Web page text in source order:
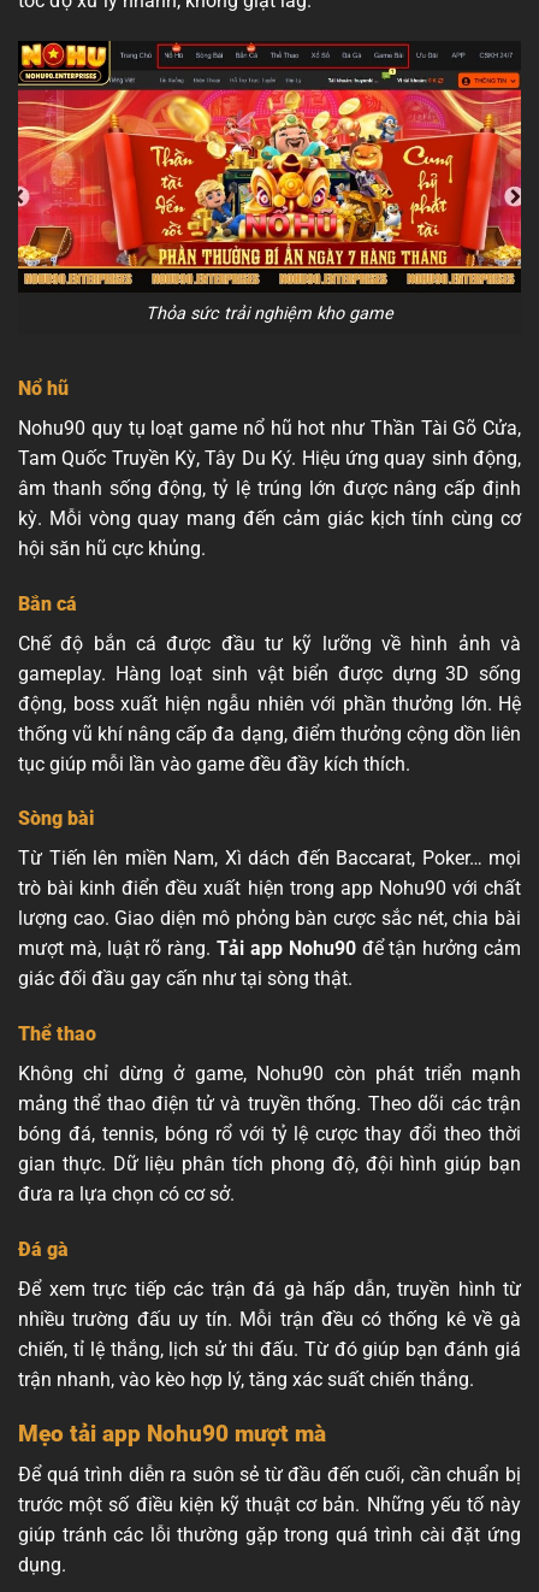
Thỏa sức trải nghiệm kho game
Nổ hũ
Nohu90 quy tụ loạt game nổ hũ hot như Thần Tài Gõ Cửa,
Tam Quốc Truyền Kỳ, Tây Du Ký. Hiệu ứng quay sinh động,
âm thanh sống động, tỷ lệ trúng lớn được nâng cấp định
kỳ. Mỗi vòng quay mang đến cảm giác kịch tính cùng cơ
hội săn hũ cực khủng.
Bắn cá
Chế độ bắn cá được đầu tư kỹ lưỡng về hình ảnh và
gameplay. Hàng loạt sinh vật biển được dựng 3D sống
động, boss xuất hiện ngẫu nhiên với phần thưởng lớn. Hệ
thống vũ khí nâng cấp đa dạng, điểm thưởng cộng dồn liên
tục giúp mỗi lần vào game đều đầy kích thích.
Sòng bài
Từ Tiến lên miền Nam, Xì dách đến Baccarat, Poker… mọi
trò bài kinh điển đều xuất hiện trong app Nohu90 với chất
lượng cao. Giao diện mô phỏng bàn cược sắc nét, chia bài
mượt mà, luật rõ ràng.Tải app Nohu90để tận hưởng cảm
giác đối đầu gay cấn như tại sòng thật.
Thể thao
Không chỉ dừng ở game, Nohu90 còn phát triển mạnh
mảng thể thao điện tử và truyền thống. Theo dõi các trận
bóng đá, tennis, bóng rổ với tỷ lệ cược thay đổi theo thời
gian thực. Dữ liệu phân tích phong độ, đội hình giúp bạn
đưa ra lựa chọn có cơ sở.
Đá gà
Để xem trực tiếp các trận đá gà hấp dẫn, truyền hình từ
nhiều trường đấu uy tín. Mỗi trận đều có thống kê về gà
chiến, tỉ lệ thắng, lịch sử thi đấu. Từ đó giúp bạn đánh giá
trận nhanh, vào kèo hợp lý, tăng xác suất chiến thắng.
Mẹo tải app Nohu90 mượt mà
Để quá trình diễn ra suôn sẻ từ đầu đến cuối, cần chuẩn bị
trước một số điều kiện kỹ thuật cơ bản. Những yếu tố này
giúp tránh các lỗi thường gặp trong quá trình cài đặt ứng
dụng.